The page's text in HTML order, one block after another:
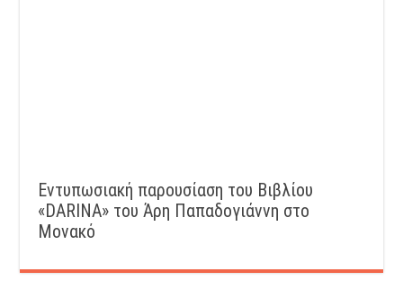
Εντυπωσιακή παρουσίαση του Βιβλίου
«DARINA» του Άρη Παπαδογιάννη στο
Μονακό